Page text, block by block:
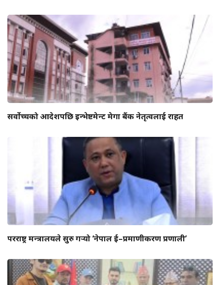
सर्वोच्चको आदेशपछि इन्भेष्टमेन्ट मेगा बैंक नेतृत्वलाई राहत
परराष्ट्र मन्त्रालयले सुरु गर्‍यो ‘नेपाल ई–प्रमाणीकरण प्रणाली’